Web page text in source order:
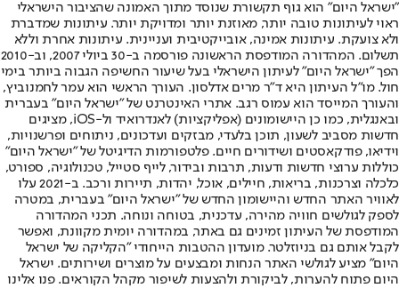
"ישראל היום" הוא גוף תקשורת שנוסד מתוך האמונה שהציבור הישראלי
ראוי לעיתונות טובה יותר, מאוזנת יותר ומדויקת יותר. עיתונות שמדברת
ולא צועקת. עיתונות אמינה, אובייקטיבית ועניינית. עיתונות אחרת וללא
תשלום. המהדורה המודפסת הראשונה פורסמה ב-30 ביולי 2007, וב-2010
הפך "ישראל היום" לעיתון הישראלי בעל שיעור החשיפה הגבוה ביותר בימי
חול. מו"ל העיתון היא ד"ר מרים אדלסון. העורך הראשי הוא עמר לחמנוביץ,
והעורך המייסד הוא עמוס רגב. אתרי האינטרנט של "ישראל היום" בעברית
ובאנגלית, כמו כן היישומונים (אפליקציות) לאנדרואיד ול-iOS, מציגים
חדשות מסביב לשעון, תוכן בלעדי, מבזקים ועדכונים, ניתוחים ופרשנויות,
וידיאו, פודקאסטים ושידורים חיים. פלטפורמות הדיגיטל של "ישראל היום"
כוללות ערוצי חדשות ודעות, תרבות ובידור, לייף סטייל, טכנולוגיה, ספורט,
כלכלה וצרכנות, בריאות, חיילים, אוכל, יהדות, תיירות ורכב. ב-2021 עלו
לאוויר האתר החדש והיישומון החדש של "ישראל היום" בעברית, במטרה
לספק לגולשים חוויה מהירה, עדכנית, בטוחה ונוחה. תכני המהדורה
המודפסת של העיתון זמינים גם באתר, במהדורה יומית מקוונת, ואפשר
לקבל אותם גם בניוזלטר. מועדון ההטבות הייחודי "הקליקה של ישראל
היום" מציע לגולשי האתר הנחות ומבצעים על מוצרים ושירותים. ישראל
היום פתוח להערות, לביקורת ולהצעות לשיפור מקהל הקוראים. פנו אלינו